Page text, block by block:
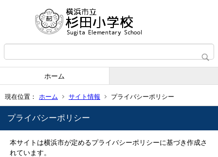
ホーム
現在位置： ホーム サイト情報 プライバシーポリシー
プライバシーポリシー
本サイトは横浜市が定めるプライバシーポリシーに基づき作成さ
れています。